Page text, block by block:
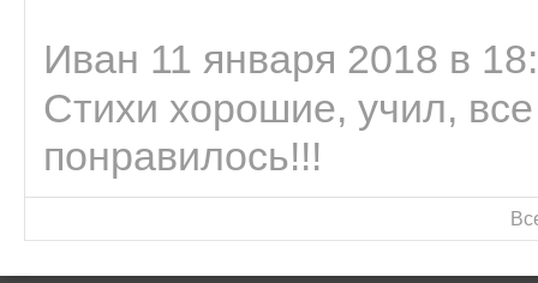
Иван 11 января 2018 в
Стихи хорошие, учил,
понравилось!!!